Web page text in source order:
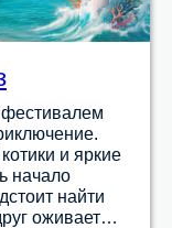
и яркие
начало
найти
оживает…